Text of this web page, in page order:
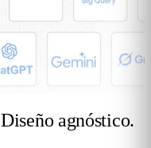
Diseño agnóstico.